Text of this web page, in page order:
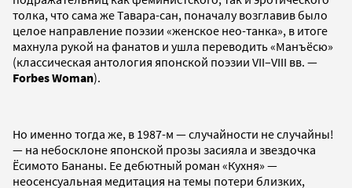
толка, что сама же Тавара-сан, поначалу возглавив было
целое направление поэзии «женское нео-танка», в итоге
махнула рукой на фанатов и ушла переводить «Манъёсю»
(классическая антология японской поэзии VII–VIII вв. —
Forbes Woman).
Но именно тогда же, в 1987-м — случайности не случайны!
— на небосклоне японской прозы засияла и звездочка
Ёсимото Бананы. Ее дебютный роман «Кухня» —
неосенсуальная медитация на темы потери близких,